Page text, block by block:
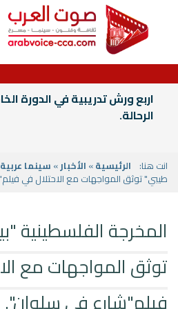
اربع ورش تدريبية في الدورة
الرحالة.
انت هنا: الرئيسية» الأخبار» سينما عربية
طيبي" توثق المواجهات مع الاحتلال في
المخرجة الفلسطينية
توثق المواجهات مع